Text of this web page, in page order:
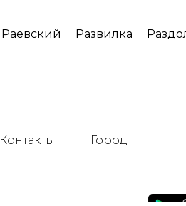
Раевский Развилка
Контакты Город